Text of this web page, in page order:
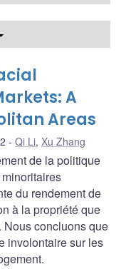
A
Areas
Qi Li, Xu Zhang
de la politique
du rendement de
à la propriété que
concluons que
involontaire sur les